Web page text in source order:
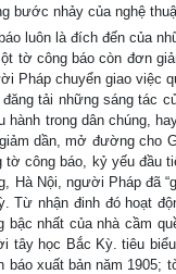
bước nhảy của nghệ
luôn là đích đến của
tờ công báo còn đơn
Pháp chuyển giao
tải những sáng
trong dân chúng,
dần, mở đường
công báo, kỷ yếu đầu
Nội, người Pháp đã
Từ nhận đinh đó hoạt
bậc nhất của nhà cầm
tây học Bắc Kỳ. tiêu
xuất bản năm 1905;